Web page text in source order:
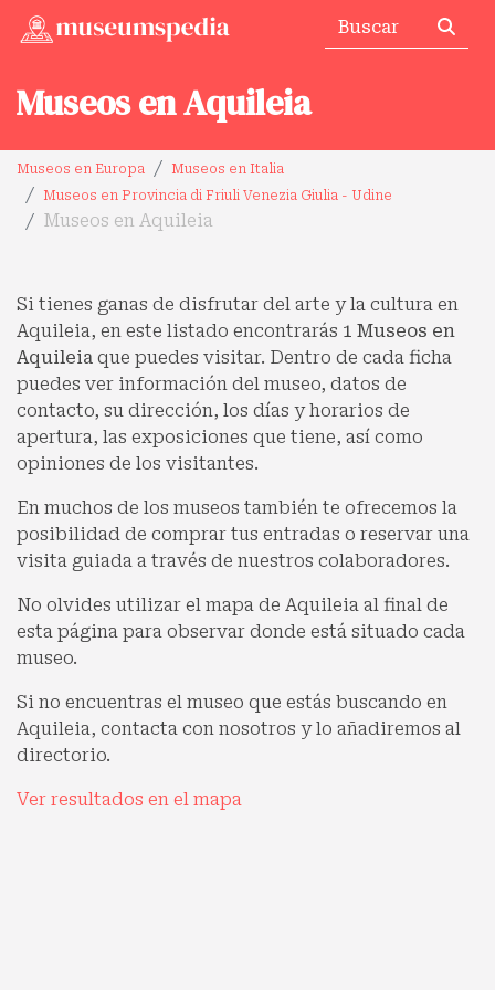
Museos en Aquileia
Museos en Europa
Museos en Italia
Museos en Provincia di Friuli Venezia Giulia - Udine
Museos en Aquileia
Si tienes ganas de disfrutar del arte y la cultura en
Aquileia, en este listado encontrarás 1 Museos en
Aquileia que puedes visitar. Dentro de cada ficha
puedes ver información del museo, datos de
contacto, su dirección, los días y horarios de
apertura, las exposiciones que tiene, así como
opiniones de los visitantes.
En muchos de los museos también te ofrecemos la
posibilidad de comprar tus entradas o reservar una
visita guiada a través de nuestros colaboradores.
No olvides utilizar el mapa de Aquileia al final de
esta página para observar donde está situado cada
museo.
Si no encuentras el museo que estás buscando en
Aquileia, contacta con nosotros y lo añadiremos al
directorio.
Ver resultados en el mapa